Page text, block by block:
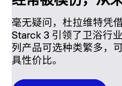
毫无疑问，杜拉维特凭
Starck 3 引领了卫浴行
列产品可选种类繁多，
具性价比。